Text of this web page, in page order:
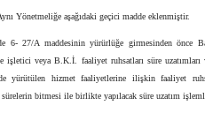
Yönetmeliğe aşağıdaki geçici madde eklenmiştir.
6- 27/A maddesinin yürürlüğe girmesinden önce
işletici veya B.K.İ. faaliyet ruhsatları süre
yürütülen hizmet faaliyetlerine ilişkin faaliyet
bitmesi ile birlikte yapılacak süre uzatım